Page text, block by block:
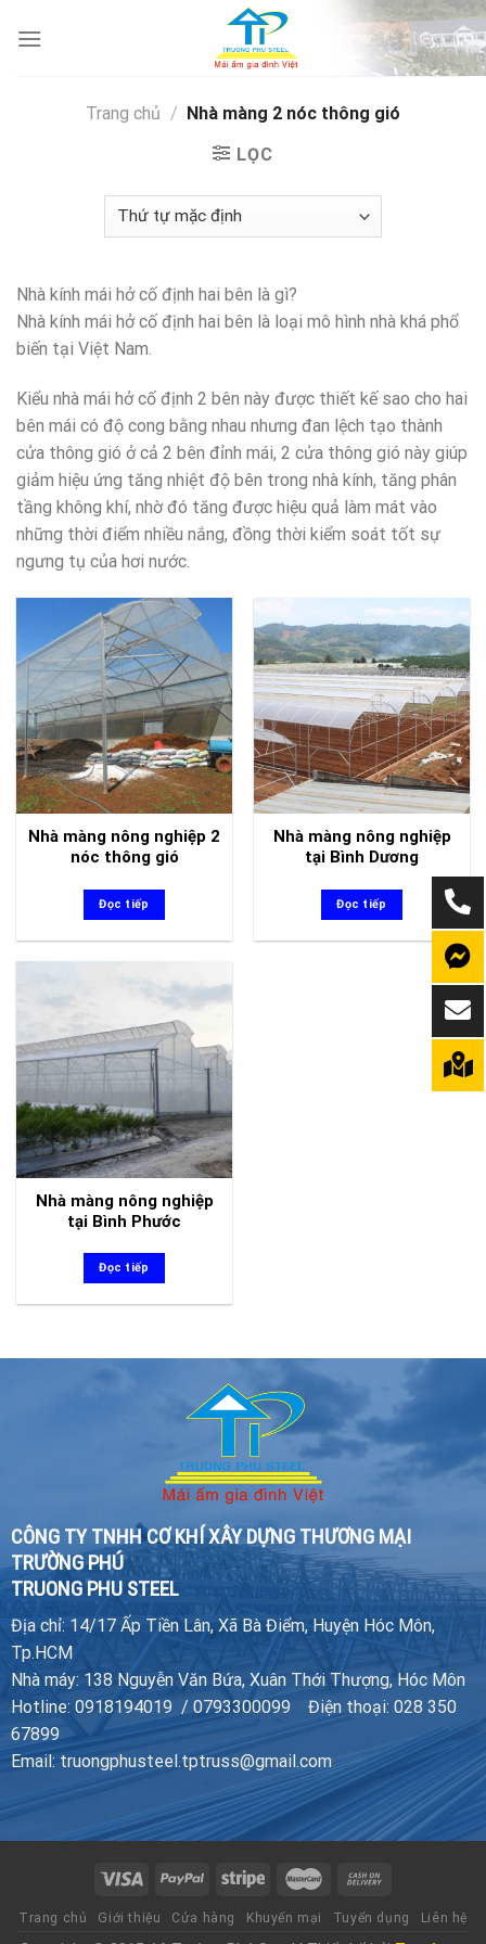
Trang chủ / Nhà màng 2 nóc thông gió
LỌC
Nhà kính mái hở cố định hai bên là gì?
Nhà kính mái hở cố định hai bên là loại mô hình nhà khá phổ
biến tại Việt Nam.
Kiểu nhà mái hở cố định 2 bên này được thiết kế sao cho hai
bên mái có độ cong bằng nhau nhưng đan lệch tạo thành
cửa thông gió ở cả 2 bên đỉnh mái, 2 cửa thông gió này giúp
giảm hiệu ứng tăng nhiệt độ bên trong nhà kính, tăng phân
tầng không khí, nhờ đó tăng được hiệu quả làm mát vào
những thời điểm nhiều nắng, đồng thời kiểm soát tốt sự
ngưng tụ của hơi nước.
Nhà màng nông nghiệp 2
nóc thông gió
Đọc tiếp
Nhà màng nông nghiệp
tại Bình Dương
Đọc tiếp
Nhà màng nông nghiệp
tại Bình Phước
Đọc tiếp
CÔNG TY TNHH CƠ KHÍ XÂY DỰNG THƯƠNG MẠI
TRƯỜNG PHÚ
TRUONG PHU STEEL
Địa chỉ: 14/17 Ấp Tiền Lân, Xã Bà Điểm, Huyện Hóc Môn,
Tp.HCM
Nhà máy: 138 Nguyễn Văn Bứa, Xuân Thới Thượng, Hóc Môn
Hotline: 0918194019 / 0793300099 Điện thoại: 028 350
67899
Email: truongphusteel.tptruss@gmail.com
Trang chủ Giới thiệu Cửa hàng Khuyến mại Tuyển dụng Liên hệ